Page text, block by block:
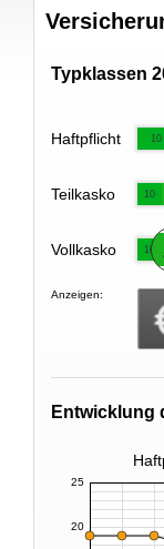
Typklassen
Haftpflicht 10
Teilkasko 10
Vollkasko 10
Anzeigen:
Entwicklung
20
25